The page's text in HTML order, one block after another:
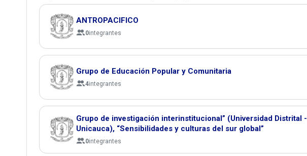
ANTROPACIFICO
0integrantes
Grupo de Educación Popular y Comunitaria
4integrantes
Grupo de investigación interinstitucional” (Universidad Distrital -
Unicauca), “Sensibilidades y culturas del sur global”
0integrantes